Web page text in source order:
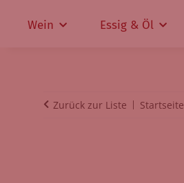
Wein Essig & Öl
Zurück zur Liste Startseite